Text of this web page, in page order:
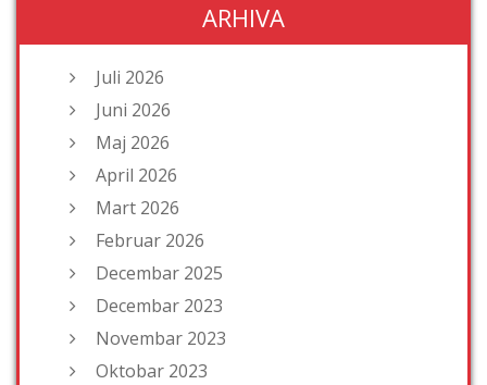
ARHIVA
Juli 2026
Juni 2026
Maj 2026
April 2026
Mart 2026
Februar 2026
Decembar 2025
Decembar 2023
Novembar 2023
Oktobar 2023